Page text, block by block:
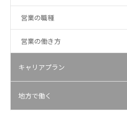
営業の職種
営業の働き方
キャリアプラン
地方で働く